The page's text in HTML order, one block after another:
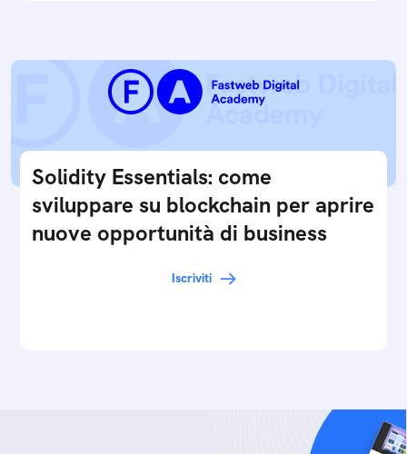
Solidity Essentials: come
sviluppare su blockchain per aprire
nuove opportunità di business
Iscriviti